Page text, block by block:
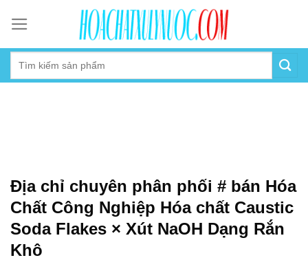
content
Địa chỉ chuyên phân phối # bán Hóa
Chất Công Nghiệp Hóa chất Caustic
Soda Flakes × Xút NaOH Dạng Rắn
Khô